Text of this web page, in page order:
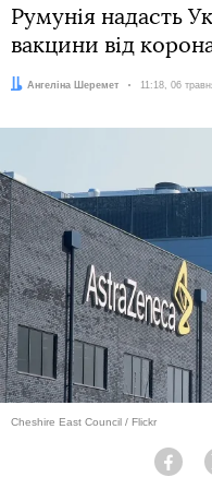
Румунія надасть
вакцини від
Автор:
Ангеліна Шеремет Дата:
11:18, 06
Cheshire East Council / Flickr